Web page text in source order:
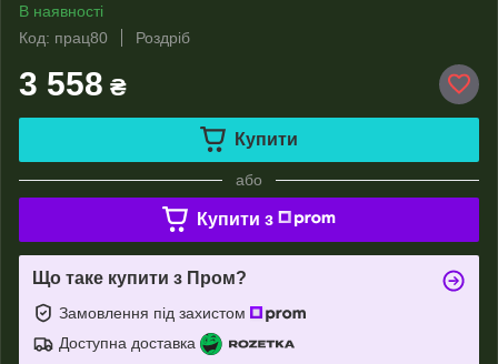
В наявності
Код: прац80
Роздріб
3 558 ₴
Купити
або
Купити з
Що таке купити з Пром?
Замовлення під захистом
Доступна доставка